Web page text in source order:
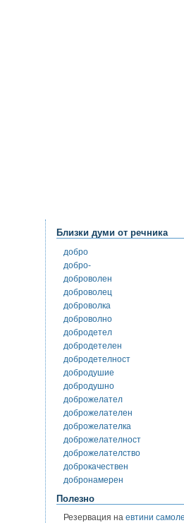
Близки думи от речника
добро
добро-
доброволен
доброволец
доброволка
доброволно
добродетел
добродетелен
добродетелност
добродушие
добродушно
доброжелател
доброжелателен
доброжелателка
доброжелателност
доброжелателство
доброкачествен
добронамерен
Полезно
Резервация на евтини